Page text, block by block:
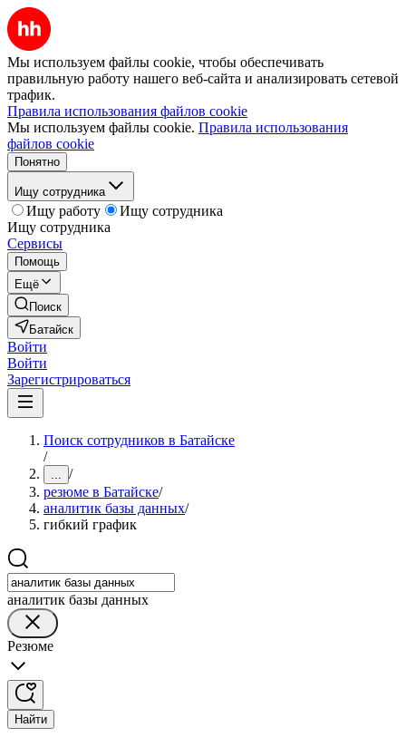
Мы используем файлы cookie, чтобы обеспечивать
правильную работу нашего веб-сайта и анализировать сетевой
трафик.
Правила использования файлов cookie
Мы используем файлы cookie. Правила использования
файлов cookie
Понятно
Ищу сотрудника
Ищу работу
Ищу сотрудника
Ищу сотрудника
Сервисы
Помощь
Ещё
Поиск
Батайск
Войти
Войти
Зарегистрироваться
Поиск сотрудников в Батайске
/
... /
резюме в Батайске/
аналитик базы данных/
гибкий график
аналитик базы данных
Резюме
Найти